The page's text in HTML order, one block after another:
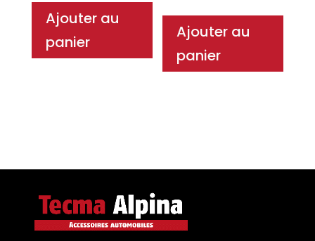
Ajouter au
panier
Ajouter au
panier